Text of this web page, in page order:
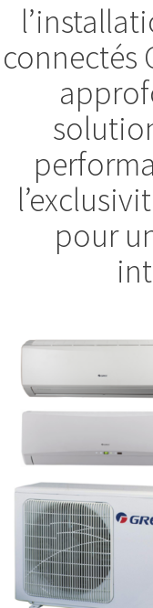
connectés
pour